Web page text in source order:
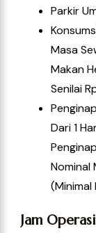
Parkir
Masa
Makan
Senilai
Dari 1
Nominal
(Minimal
Jam